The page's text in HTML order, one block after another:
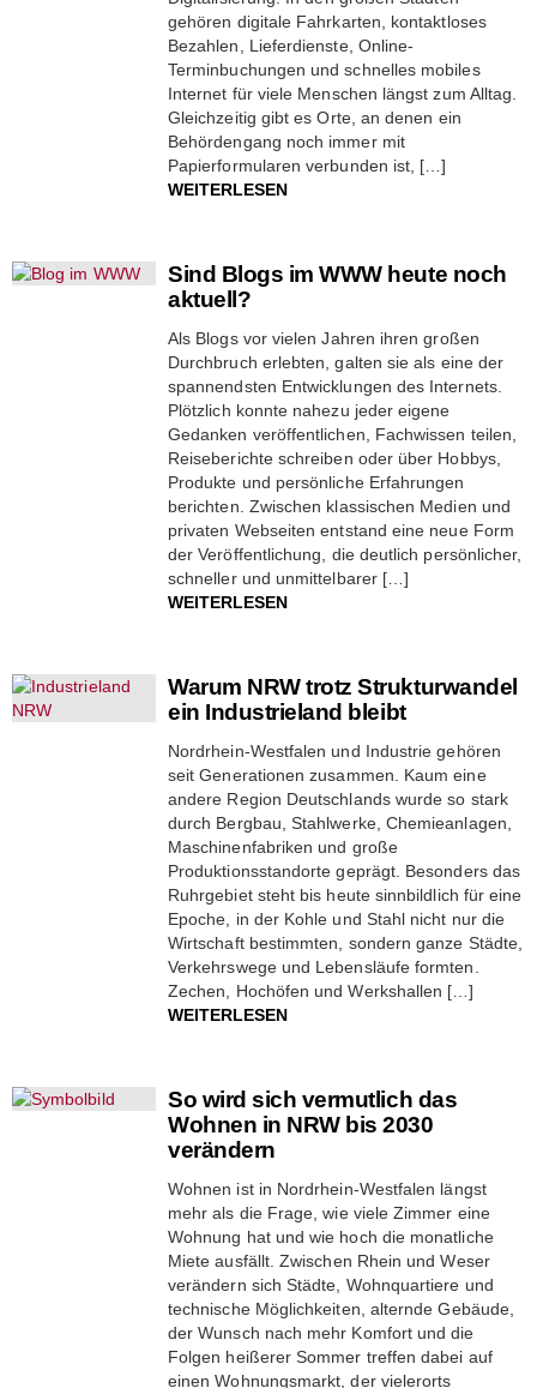
gehören digitale Fahrkarten, kontaktloses
Bezahlen, Lieferdienste, Online-
Terminbuchungen und schnelles mobiles
Internet für viele Menschen längst zum Alltag.
Gleichzeitig gibt es Orte, an denen ein
Behördengang noch immer mit
Papierformularen verbunden ist, […]
WEITERLESEN
Sind Blogs im WWW heute noch
aktuell?
Als Blogs vor vielen Jahren ihren großen
Durchbruch erlebten, galten sie als eine der
spannendsten Entwicklungen des Internets.
Plötzlich konnte nahezu jeder eigene
Gedanken veröffentlichen, Fachwissen teilen,
Reiseberichte schreiben oder über Hobbys,
Produkte und persönliche Erfahrungen
berichten. Zwischen klassischen Medien und
privaten Webseiten entstand eine neue Form
der Veröffentlichung, die deutlich persönlicher,
schneller und unmittelbarer […]
WEITERLESEN
Warum NRW trotz Strukturwandel
ein Industrieland bleibt
Nordrhein-Westfalen und Industrie gehören
seit Generationen zusammen. Kaum eine
andere Region Deutschlands wurde so stark
durch Bergbau, Stahlwerke, Chemieanlagen,
Maschinenfabriken und große
Produktionsstandorte geprägt. Besonders das
Ruhrgebiet steht bis heute sinnbildlich für eine
Epoche, in der Kohle und Stahl nicht nur die
Wirtschaft bestimmten, sondern ganze Städte,
Verkehrswege und Lebensläufe formten.
Zechen, Hochöfen und Werkshallen […]
WEITERLESEN
So wird sich vermutlich das
Wohnen in NRW bis 2030
verändern
Wohnen ist in Nordrhein-Westfalen längst
mehr als die Frage, wie viele Zimmer eine
Wohnung hat und wie hoch die monatliche
Miete ausfällt. Zwischen Rhein und Weser
verändern sich Städte, Wohnquartiere und
technische Möglichkeiten, alternde Gebäude,
der Wunsch nach mehr Komfort und die
Folgen heißerer Sommer treffen dabei auf
einen Wohnungsmarkt, der vielerorts